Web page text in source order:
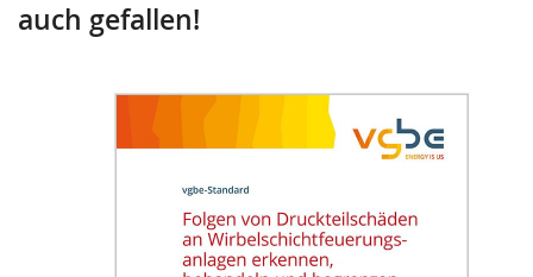
auch gefallen!